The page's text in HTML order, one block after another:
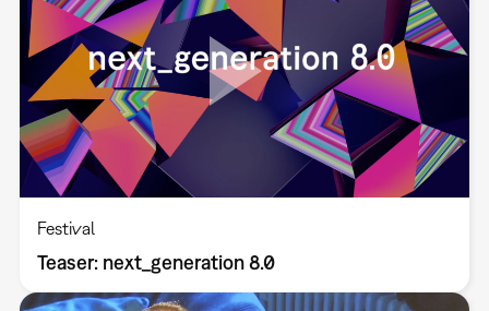
Festival
Teaser: next_generation 8.0